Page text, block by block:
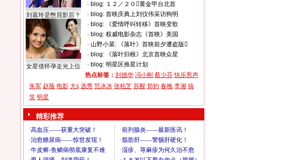
刘嘉玲是憋屈影后？
女星借怀孕走光上位
· blog: １２／２０黄金甲台北首
· blog: 首映庆典上刘仪伟采访狗明
· blog:
《爱情呼叫转移》首映变歌
· blog: 权威电影杂志《首映》美国
· 山野小菜:
《落叶》首映前夕遭盗版
· blog:
《落叶归根》北京首映众星
· blog: 明星区推星计划
热点标签： 刘德华 冯小刚 蔡少芬 快乐男声
朱军 赵薇 电影 大s 选秀 范冰冰 张柏芝 苏醒 郑钧 春晚 李湘 搞
笑 明星
精彩推荐